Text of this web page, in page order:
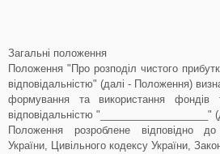
Загальні положення
Положення "Про розподіл чистого
відповідальністю" (далі - Положення)
формування та використання фондів
відповідальністю "___________________"
Положення розроблене відповідно
України, Цивільного кодексу України,